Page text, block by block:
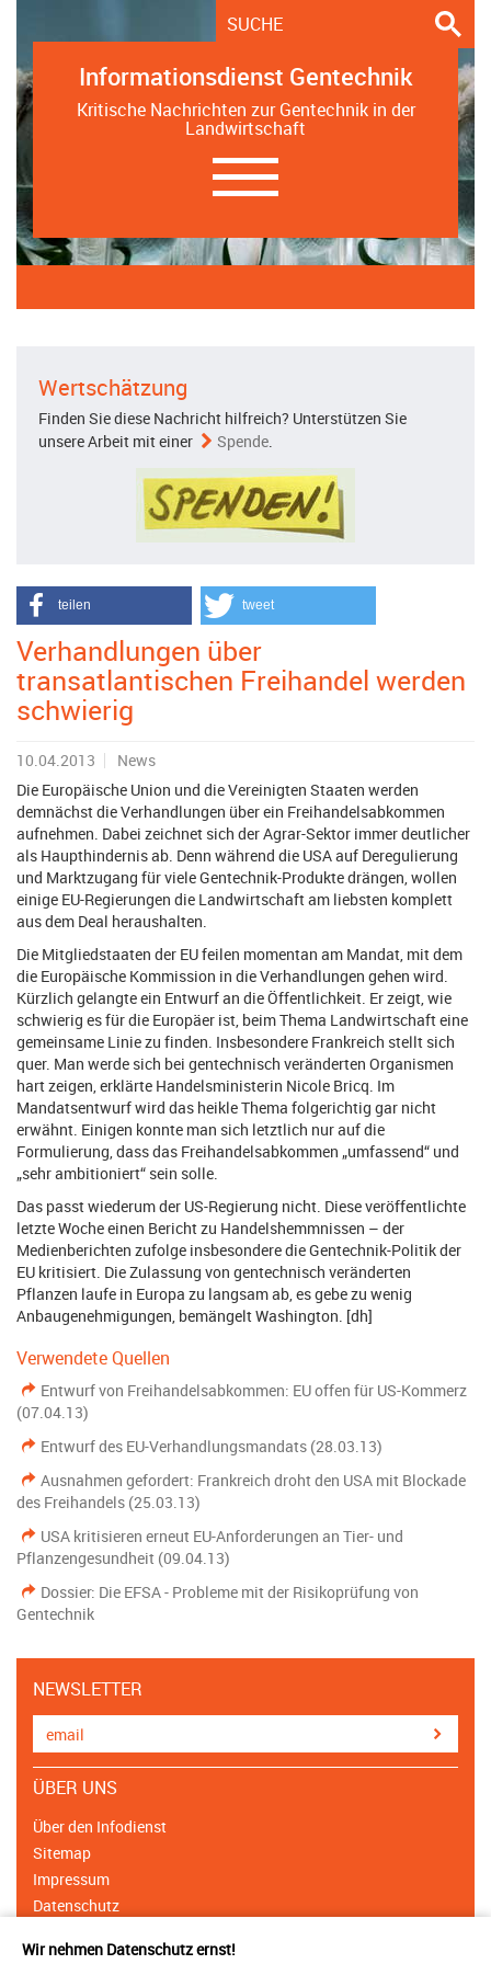
Wir nehmen Datenschutz ernst!
Informationsdienst Gentechnik
Kritische Nachrichten zur Gentechnik in der
Landwirtschaft
Navigation
ein-/ausblenden
Wertschätzung
Finden Sie diese Nachricht hilfreich? Unterstützen Sie
unsere Arbeit mit einer
Spende.
teilen tweet
Verhandlungen über
transatlantischen Freihandel werden
schwierig
10.04.2013
News
Die Europäische Union und die Vereinigten Staaten werden
demnächst die Verhandlungen über ein Freihandelsabkommen
aufnehmen. Dabei zeichnet sich der Agrar-Sektor immer deutlicher
als Haupthindernis ab. Denn während die USA auf Deregulierung
und Marktzugang für viele Gentechnik-Produkte drängen, wollen
einige EU-Regierungen die Landwirtschaft am liebsten komplett
aus dem Deal heraushalten.
Die Mitgliedstaaten der EU feilen momentan am Mandat, mit dem
die Europäische Kommission in die Verhandlungen gehen wird.
Kürzlich gelangte ein Entwurf an die Öffentlichkeit. Er zeigt, wie
schwierig es für die Europäer ist, beim Thema Landwirtschaft eine
gemeinsame Linie zu finden. Insbesondere Frankreich stellt sich
quer. Man werde sich bei gentechnisch veränderten Organismen
hart zeigen, erklärte Handelsministerin Nicole Bricq. Im
Mandatsentwurf wird das heikle Thema folgerichtig gar nicht
erwähnt. Einigen konnte man sich letztlich nur auf die
Formulierung, dass das Freihandelsabkommen „umfassend“ und
„sehr ambitioniert“ sein solle.
Das passt wiederum der US-Regierung nicht. Diese veröffentlichte
letzte Woche einen Bericht zu Handelshemmnissen – der
Medienberichten zufolge insbesondere die Gentechnik-Politik der
EU kritisiert. Die Zulassung von gentechnisch veränderten
Pflanzen laufe in Europa zu langsam ab, es gebe zu wenig
Anbaugenehmigungen, bemängelt Washington. [dh]
Verwendete Quellen
Entwurf von Freihandelsabkommen: EU offen für US-Kommerz
(07.04.13)
Entwurf des EU-Verhandlungsmandats (28.03.13)
Ausnahmen gefordert: Frankreich droht den USA mit Blockade
des Freihandels (25.03.13)
USA kritisieren erneut EU-Anforderungen an Tier- und
Pflanzengesundheit (09.04.13)
Dossier: Die EFSA - Probleme mit der Risikoprüfung von
Gentechnik
NEWSLETTER
ÜBER UNS
Über den Infodienst
Sitemap
Impressum
Datenschutz